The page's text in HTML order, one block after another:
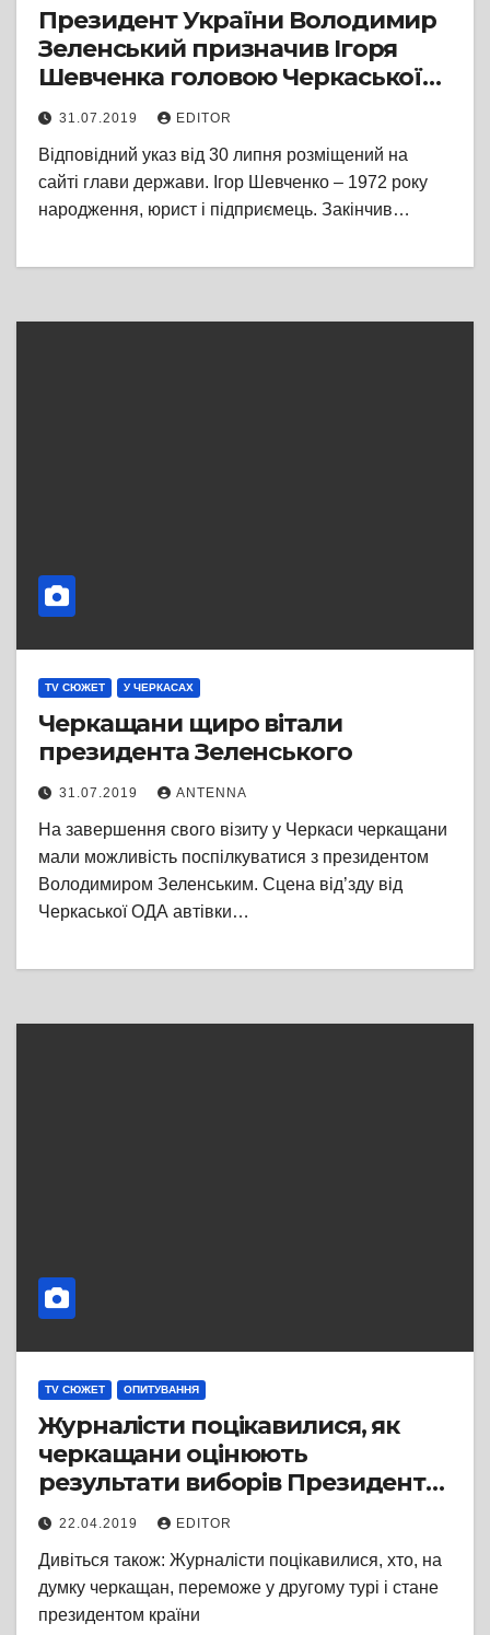
Президент України Володимир
Зеленський призначив Ігоря
Шевченка головою Черкаської
ОДА
31.07.2019 EDITOR
Відповідний указ від 30 липня розміщений на
сайті глави держави. Ігор Шевченко – 1972 року
народження, юрист і підприємець. Закінчив…
TV СЮЖЕТ У ЧЕРКАСАХ
Черкащани щиро вітали
президента Зеленського
31.07.2019 ANTENNA
На завершення свого візиту у Черкаси черкащани
мали можливість поспілкуватися з президентом
Володимиром Зеленським. Сцена від’зду від
Черкаської ОДА автівки…
TV СЮЖЕТ ОПИТУВАННЯ
Журналісти поцікавилися, як
черкащани оцінюють
результати виборів Президента
України
22.04.2019 EDITOR
Дивіться також: Журналісти поцікавилися, хто, на
думку черкащан, переможе у другому турі і стане
президентом країни